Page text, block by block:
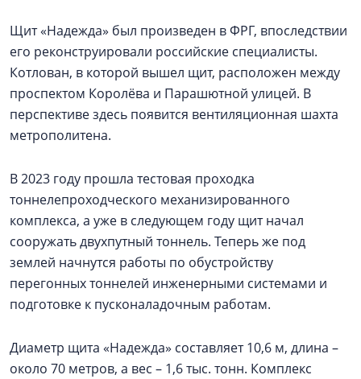
Щит «Надежда» был произведен в ФРГ, впоследствии
его реконструировали российские специалисты.
Котлован, в которой вышел щит, расположен между
проспектом Королёва и Парашютной улицей. В
перспективе здесь появится вентиляционная шахта
метрополитена.
В 2023 году прошла тестовая проходка
тоннелепроходческого механизированного
комплекса, а уже в следующем году щит начал
сооружать двухпутный тоннель. Теперь же под
землей начнутся работы по обустройству
перегонных тоннелей инженерными системами и
подготовке к пусконаладочным работам.
Диаметр щита «Надежда» составляет 10,6 м, длина –
около 70 метров, а вес – 1,6 тыс. тонн. Комплекс